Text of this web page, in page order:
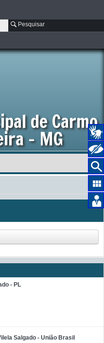
Pesquisar
de Carmo
- MG
- PL
Salgado - União Brasil